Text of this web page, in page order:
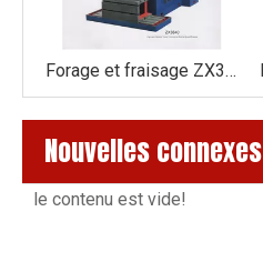
Forage et fraisage ZX3840
Nouvelles connexes
le contenu est vide!